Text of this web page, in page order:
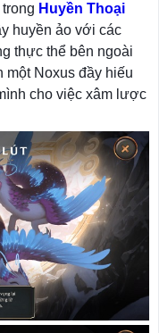
Huyền Thoại
huyền ảo với các
thực thể bên ngoài
một Noxus đầy hiếu
cho việc xâm lược